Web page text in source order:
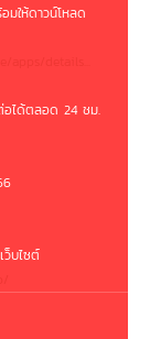
ให้ดาวน์โหลด
อได้ตลอด 24 ชม.
ว็บไซต์